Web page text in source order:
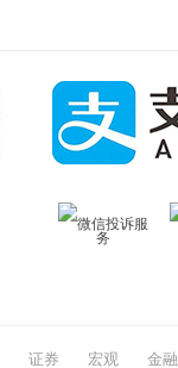
微信投诉服
务
证券 宏观 金融